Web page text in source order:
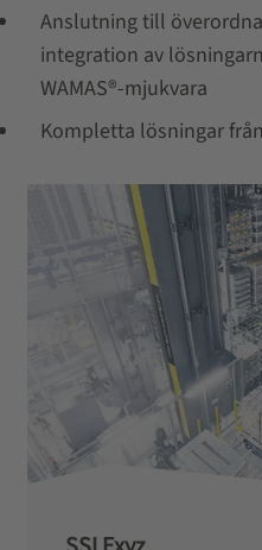
Anslutning till
integration av
WAMAS®-mjukvara
Kompletta lösningar